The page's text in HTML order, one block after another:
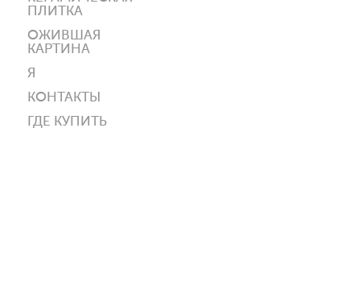
ПЛИТКА
ОЖИВШАЯ
КАРТИНА
Я
КОНТАКТЫ
ГДЕ КУПИТЬ